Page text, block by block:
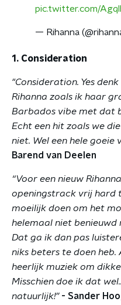
pic.twitter.com/
— Rihanna
1. Consideration
"Consideration. Yes
Rihanna zoals ik haar
Barbados vibe met dat
Echt een hit zoals we
niet. Wel een hele goeie
Barend van Deelen
“Voor een nieuw
openingstrack vrij hard
moeilijk doen om het
helemaal niet benieuwd
Dat ga ik dan pas
niks beters te doen
heerlijk muziek om
Misschien doe ik dat
natuurlijk!” - Sander